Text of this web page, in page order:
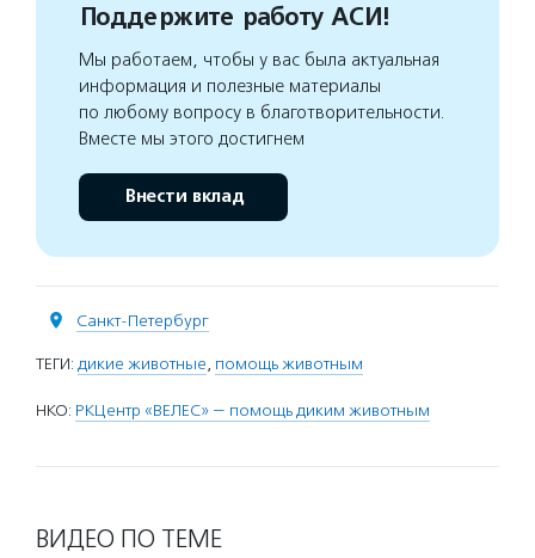
Поддержите работу АСИ!
Мы работаем, чтобы у вас была актуальная
информация и полезные материалы
по любому вопросу в благотворительности.
Вместе мы этого достигнем
Внести вклад
Санкт-Петербург
ТЕГИ: дикие животные, помощь животным
НКО: РКЦентр «ВЕЛЕС» — помощь диким животным
ВИДЕО ПО ТЕМЕ